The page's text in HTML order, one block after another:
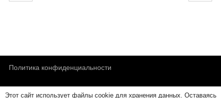
Этот сайт использует файлы cookie для хранения данных. Оставаясь
Политика конфиденциальности